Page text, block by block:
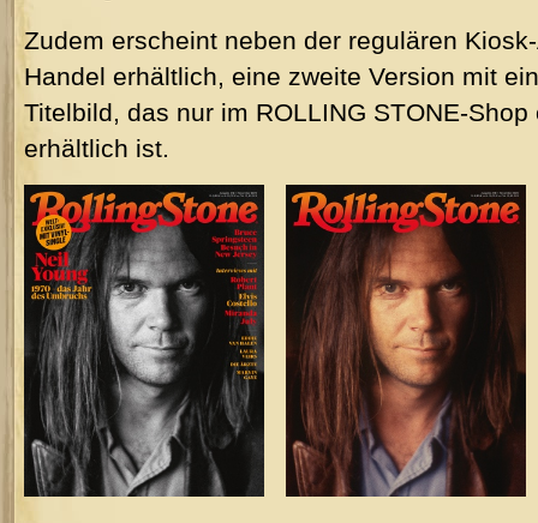
Zudem erscheint neben der regulären
Handel erhältlich, eine zweite Version mit
Titelbild, das nur im ROLLING STONE-
erhältlich ist.